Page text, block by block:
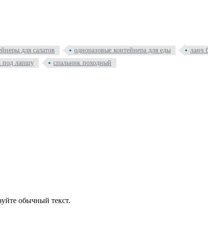
для салатов одноразовые контейнера для еды ланч
под лапшу спальник походный
обычный текст.